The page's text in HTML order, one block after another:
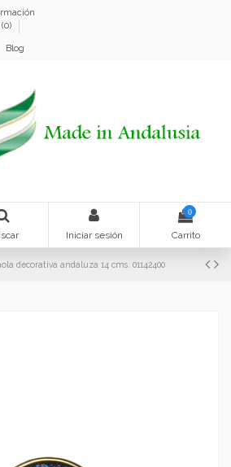
0)
Blog
Iniciar sesión
0
Carrito
decorativa andaluza 14 cms. 01142400